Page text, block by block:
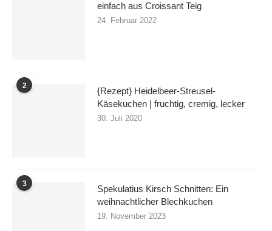
einfach aus Croissant Teig
24. Februar 2022
2
{Rezept} Heidelbeer-Streusel-
Käsekuchen | fruchtig, cremig, lecker
30. Juli 2020
3
Spekulatius Kirsch Schnitten: Ein
weihnachtlicher Blechkuchen
19. November 2023